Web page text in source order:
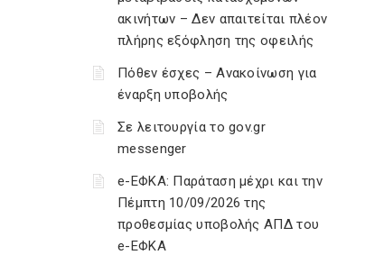
ακινήτων – Δεν απαιτείται πλέον
πλήρης εξόφληση της οφειλής
Πόθεν έσχες – Ανακοίνωση για
έναρξη υποβολής
Σε λειτουργία το gov.gr
messenger
e-ΕΦΚΑ: Παράταση μέχρι και την
Πέμπτη 10/09/2026 της
προθεσμίας υποβολής ΑΠΔ του
e-ΕΦΚΑ